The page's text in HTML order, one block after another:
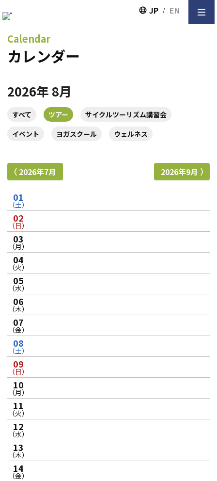
EN
JP
Calendar
カレンダー
2026年 8月
すべて ツアー
サイクルツーリズム講習会
イベント
ヨガスクール ウェルネス
2026年7月 2026年9月
01
（土）
02
（日）
03
（月）
04
（火）
05
（水）
06
（木）
07
（金）
08
（土）
09
（日）
10
（月）
11
（火）
12
（水）
13
（木）
14
（金）